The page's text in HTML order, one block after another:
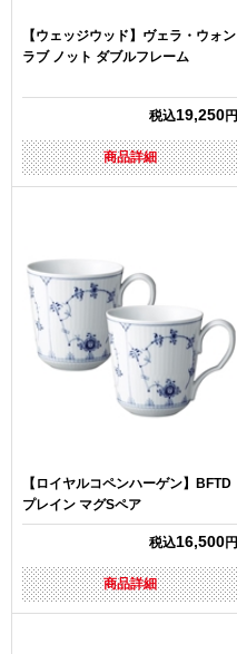
【ウェッジウッド】ヴェラ・ウォン
ラブ ノット ダブルフレーム
税込19,250円
商品詳細
【ロイヤルコペンハーゲン】BFTD
プレイン マグSペア
税込16,500円
商品詳細